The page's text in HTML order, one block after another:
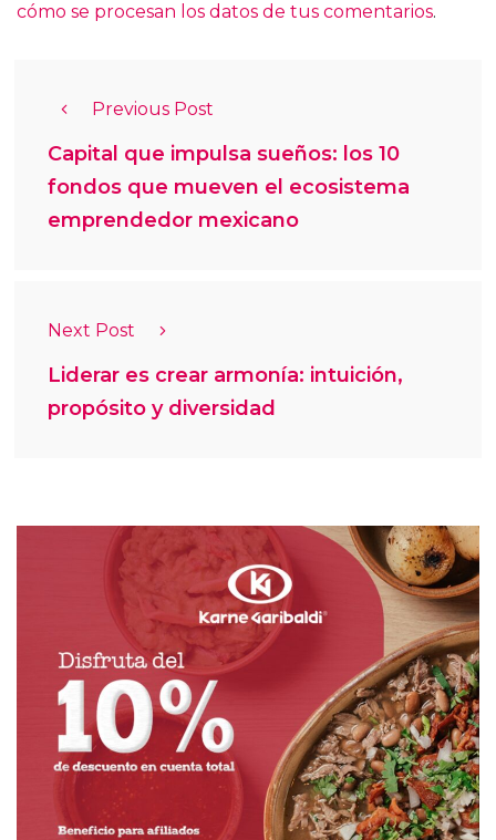
cómo se procesan los datos de tus comentarios.
Previous Post
Capital que impulsa sueños: los 10
fondos que mueven el ecosistema
emprendedor mexicano
Next Post
Liderar es crear armonía: intuición,
propósito y diversidad